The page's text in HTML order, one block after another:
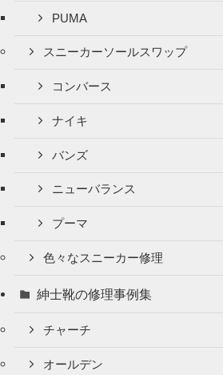
PUMA
スニーカーソールスワップ
コンバース
ナイキ
バンズ
ニューバランス
プーマ
色々なスニーカー修理
紳士靴の修理事例集
チャーチ
オールデン